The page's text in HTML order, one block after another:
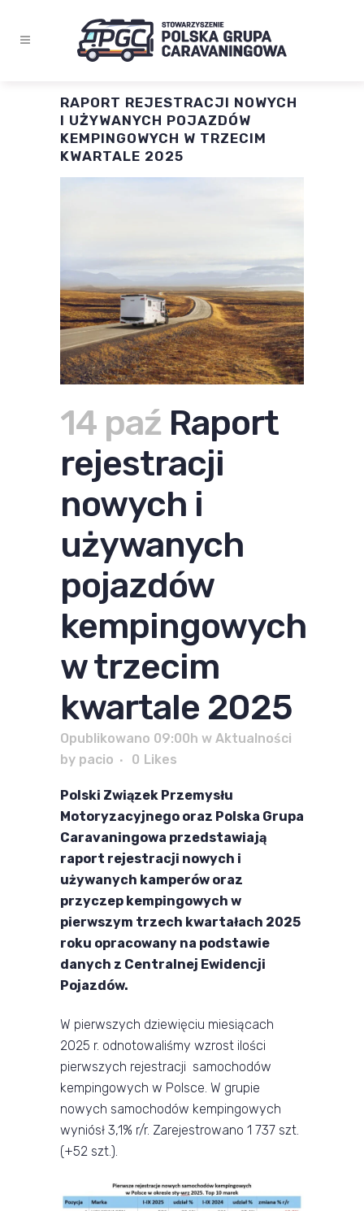
RAPORT REJESTRACJI NOWYCH
I UŻYWANYCH POJAZDÓW
KEMPINGOWYCH W TRZECIM
KWARTALE 2025
14 paź Raport
rejestracji
nowych i
używanych
pojazdów
kempingowych
w trzecim
kwartale 2025
Opublikowano 09:00h w Aktualności
by pacio 0 Likes
Polski Związek Przemysłu
Motoryzacyjnego oraz Polska Grupa
Caravaningowa przedstawiają
raport rejestracji nowych i
używanych kamperów oraz
przyczep kempingowych w
pierwszym trzech kwartałach 2025
roku opracowany na podstawie
danych z Centralnej Ewidencji
Pojazdów.
W pierwszych dziewięciu miesiącach
2025 r. odnotowaliśmy wzrost ilości
pierwszych rejestracji samochodów
kempingowych w Polsce. W grupie
nowych samochodów kempingowych
wyniósł 3,1% r/r. Zarejestrowano 1 737 szt.
(+52 szt.).